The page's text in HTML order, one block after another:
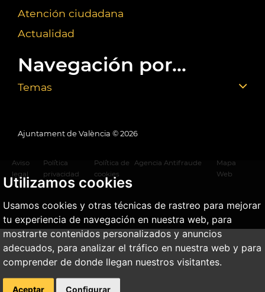
Utilizamos cookies
Usamos cookies y otras técnicas de rastreo para mejorar
tu experiencia de navegación en nuestra web, para
mostrarte contenidos personalizados y anuncios
adecuados, para analizar el tráfico en nuestra web y para
comprender de donde llegan nuestros visitantes.
Aceptar Configurar
Atención ciudadana
Actualidad
Navegación por...
Temas
Ajuntament de València © 2026
Aviso
legal
Política
privacidad
Política de
cookies
Agencia Antifraude
Mapa
Web